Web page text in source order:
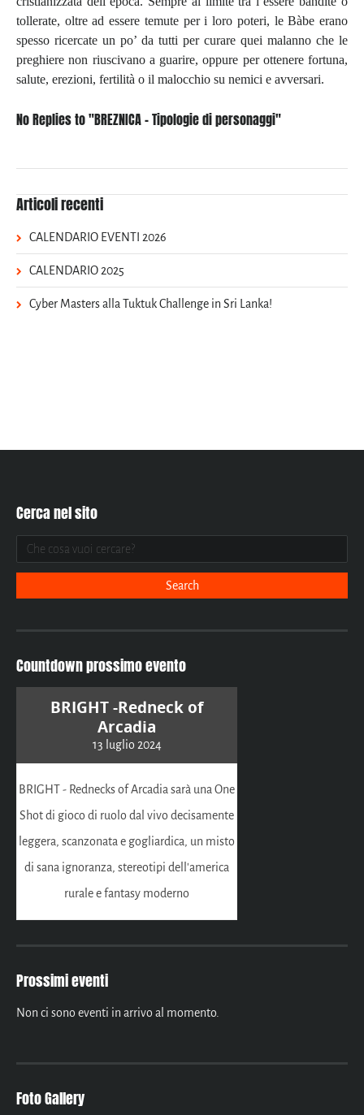
tollerate, oltre ad essere temute per i loro poteri, le Bàbe erano
spesso ricercate un po’ da tutti per curare quei malanno che le
preghiere non riuscivano a guarire, oppure per ottenere fortuna,
salute, erezioni, fertilità o il malocchio su nemici e avversari.
No Replies to "BREZNICA - Tipologie di personaggi"
Articoli recenti
CALENDARIO EVENTI 2026
CALENDARIO 2025
Cyber Masters alla Tuktuk Challenge in Sri Lanka!
Cerca nel sito
Countdown prossimo evento
BRIGHT -Redneck of
Arcadia
13 luglio 2024
BRIGHT - Rednecks of Arcadia sarà una One
Shot di gioco di ruolo dal vivo decisamente
leggera, scanzonata e gogliardica, un misto
di sana ignoranza, stereotipi dell'america
rurale e fantasy moderno
Prossimi eventi
Non ci sono eventi in arrivo al momento.
Foto Gallery